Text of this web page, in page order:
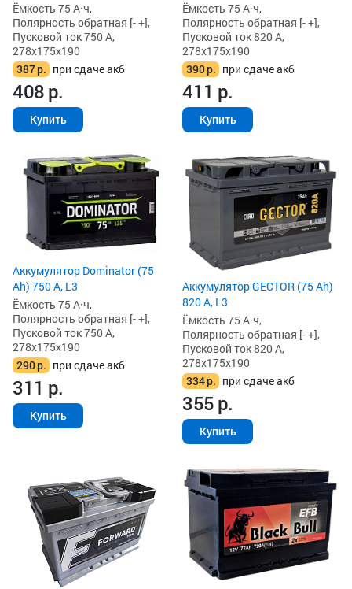
Ёмкость 75 А·ч,
Полярность обратная [- +],
Пусковой ток 750 А,
278x175x190
387р. при сдаче акб
408р.
Купить
Ёмкость 75 А·ч,
Полярность обратная [- +],
Пусковой ток 820 А,
278x175x190
390р. при сдаче акб
411 р.
Купить
Аккумулятор Dominator (75
Ah) 750 А, L3
Ёмкость 75 А·ч,
Полярность обратная [- +],
Пусковой ток 750 А,
278x175x190
290р. при сдаче акб
311 р.
Купить
Аккумулятор GECTOR (75 Ah)
820 А, L3
Ёмкость 75 А·ч,
Полярность обратная [- +],
Пусковой ток 820 А,
278x175x190
334р. при сдаче акб
355р.
Купить